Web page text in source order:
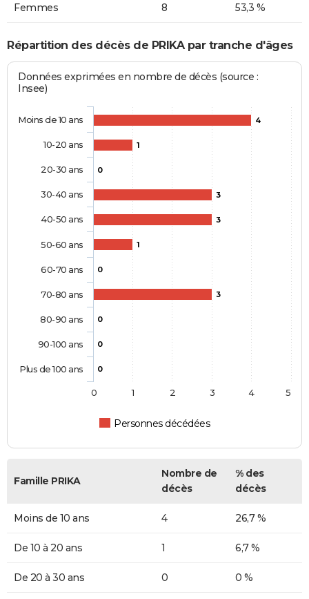
Femmes 8 53,3 %
Répartition des décès de PRIKA par tranche d'âges
Données exprimées en nombre de décès (source :
Insee)
4
1
0
3
3
1
0
3
0
0
0
Personnes décédées
Moins de 10 ans
10-20 ans
20-30 ans
30-40 ans
40-50 ans
50-60 ans
60-70 ans
70-80 ans
80-90 ans
90-100 ans
Plus de 100 ans
0 1 2 3 4 5
Famille PRIKA
Nombre de
décès
% des
décès
Moins de 10 ans 4 26,7 %
De 10 à 20 ans 1 6,7 %
De 20 à 30 ans 0 0 %